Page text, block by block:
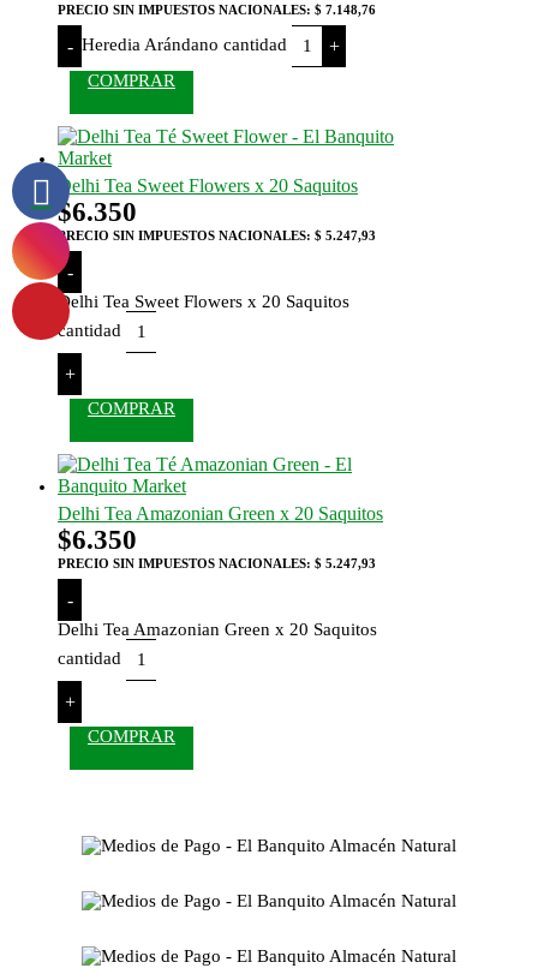
PRECIO SIN IMPUESTOS NACIONALES: $ 7.148,76
- Heredia Arándano cantidad +
COMPRAR
Delhi Tea Sweet Flowers x 20 Saquitos
$6.350
PRECIO SIN IMPUESTOS NACIONALES: $ 5.247,93
-
Delhi Tea Sweet Flowers x 20 Saquitos
cantidad
+
COMPRAR
Delhi Tea Amazonian Green x 20 Saquitos
$6.350
PRECIO SIN IMPUESTOS NACIONALES: $ 5.247,93
-
Delhi Tea Amazonian Green x 20 Saquitos
cantidad
+
COMPRAR